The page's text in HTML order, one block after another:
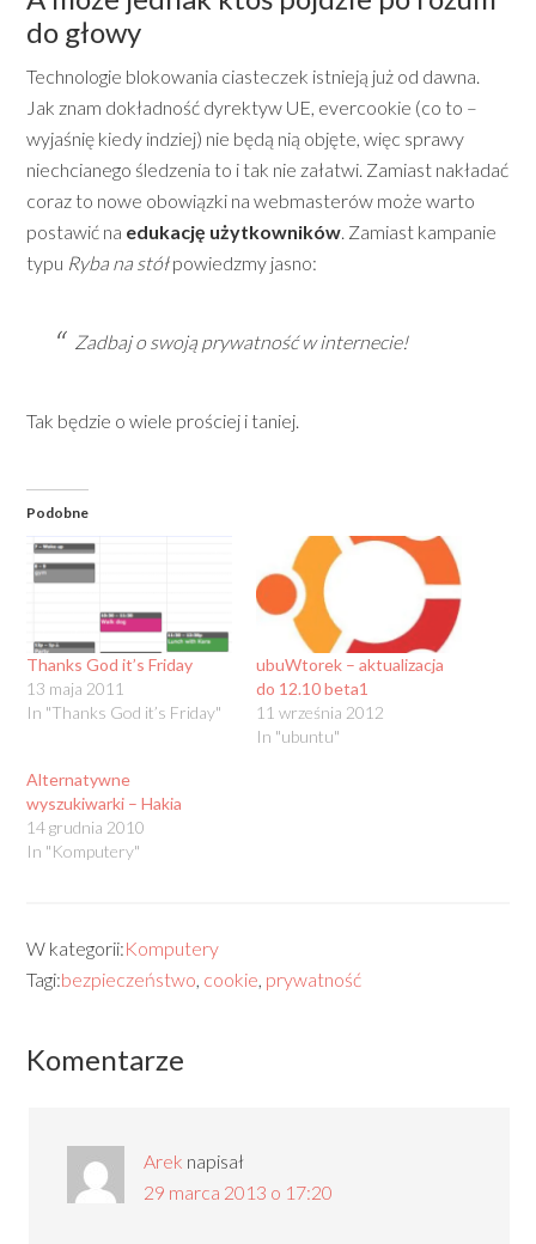
do głowy
Technologie blokowania ciasteczek istnieją już od dawna.
Jak znam dokładność dyrektyw UE, evercookie (co to –
wyjaśnię kiedy indziej) nie będą nią objęte, więc sprawy
niechcianego śledzenia to i tak nie załatwi. Zamiast nakładać
coraz to nowe obowiązki na webmasterów może warto
postawić na edukację użytkowników. Zamiast kampanie
typu Ryba na stółpowiedzmy jasno:
Zadbaj o swoją prywatność w internecie!
Tak będzie o wiele prościej i taniej.
Podobne
Thanks God it’s Friday
13 maja 2011
In "Thanks God it’s Friday"
ubuWtorek – aktualizacja
do 12.10 beta1
11 września 2012
In "ubuntu"
Alternatywne
wyszukiwarki – Hakia
14 grudnia 2010
In "Komputery"
W kategorii:Komputery
Tagi:bezpieczeństwo, cookie, prywatność
Komentarze
Arek napisał
29 marca 2013 o 17:20